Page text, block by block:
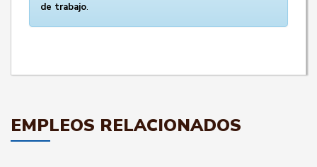
de trabajo.
EMPLEOS RELACIONADOS